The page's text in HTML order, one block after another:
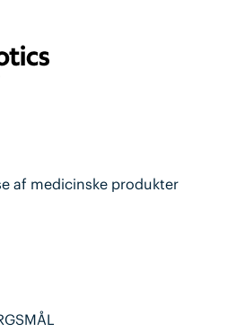
af medicinske produkter